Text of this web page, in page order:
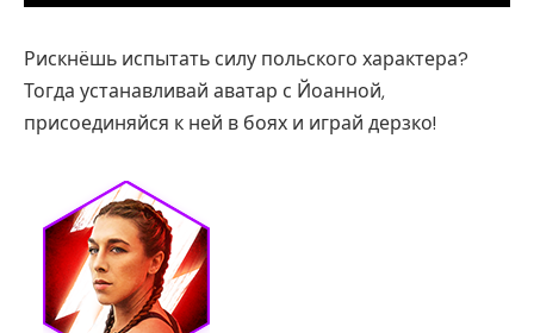
Рискнёшь испытать силу польского характера?
Тогда устанавливай аватар с Йоанной,
присоединяйся к ней в боях и играй дерзко!